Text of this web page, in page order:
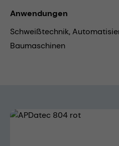
Anwendungen
Schweißtechnik,
Baumaschinen
Bildergalerie überspringen